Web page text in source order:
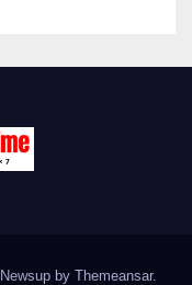
by Themeansar.